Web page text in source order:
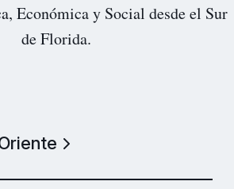
Económica y Social desde el Sur
de Florida.